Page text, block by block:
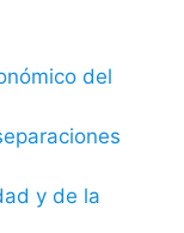
del
y de la